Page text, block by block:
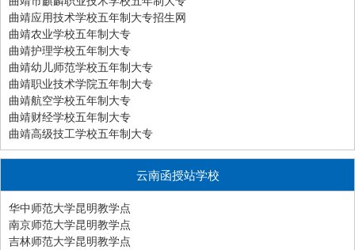
曲靖应用技术学校五年制大专招生网
曲靖农业学校五年制大专
曲靖护理学校五年制大专
曲靖幼儿师范学校五年制大专
曲靖职业技术学院五年制大专
曲靖航空学校五年制大专
曲靖财经学校五年制大专
曲靖高级技工学校五年制大专
云南函授站学校
华中师范大学昆明教学点
南京师范大学昆明教学点
吉林师范大学昆明教学点